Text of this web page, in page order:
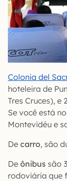
Colonia del
hoteleira de
Tres Cruces),
Se você está
Montevidéu e
De carro, são
De ônibus são
rodoviária que